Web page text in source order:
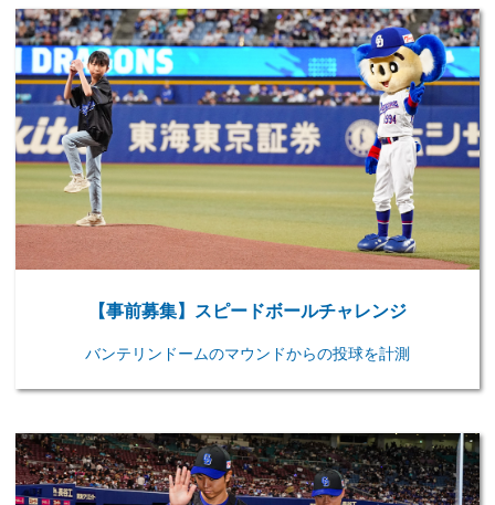
【事前募集】スピードボールチャレンジ
バンテリンドームのマウンドからの投球を計測